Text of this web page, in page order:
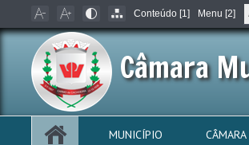
Conteúdo [1] Menu [2]
Câmara
MUNICÍPIO CÂMARA